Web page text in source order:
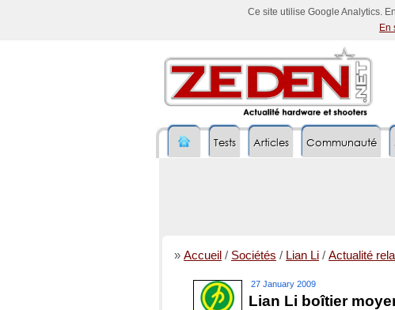
Ce site utilise Google Analytics.
En
Tests Articles Communauté
» Accueil / Sociétés / Lian Li / Actualité
27 January 2009
Lian Li boîtier